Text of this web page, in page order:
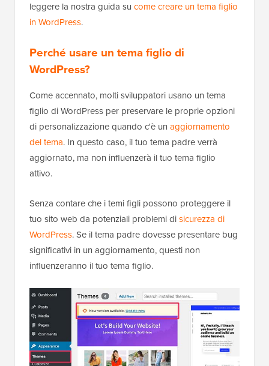
leggere la nostra guida su come creare un tema figlio
in WordPress.
Perché usare un tema figlio di
WordPress?
Come accennato, molti sviluppatori usano un tema
figlio di WordPress per preservare le proprie opzioni
di personalizzazione quando c'è un aggiornamento
del tema. In questo caso, il tuo tema padre verrà
aggiornato, ma non influenzerà il tuo tema figlio
attivo.
Senza contare che i temi figli possono proteggere il
tuo sito web da potenziali problemi disicurezza di
WordPress. Se il tema padre dovesse presentare bug
significativi in un aggiornamento, questi non
influenzeranno il tuo tema figlio.